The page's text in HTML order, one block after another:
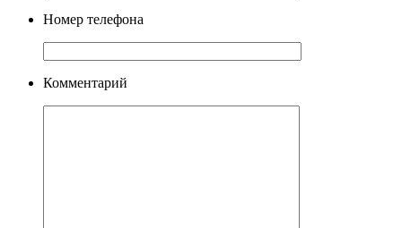
Номер телефона
Комментарий